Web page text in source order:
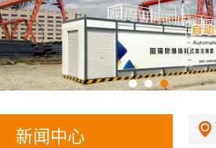
新闻中心